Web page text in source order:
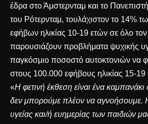
έδρα στο Άμστερνταμ και το
του Ρότερνταμ, τουλάχιστον το 14%
εφήβων ηλικίας 10-19 ετών σε όλο
παρουσιάζουν προβλήματα ψυχικής
παγκόσμιο ποσοστό αυτοκτονιών να
στους 100.000 εφήβους ηλικίας 15-19
«Η φετινή έκθεση είναι ένα
δεν μπορούμε πλέον να αγνοήσουμε.
υγείας και/ή ευημερίας των παιδιών